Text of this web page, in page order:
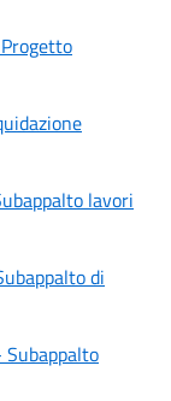
lavori
di